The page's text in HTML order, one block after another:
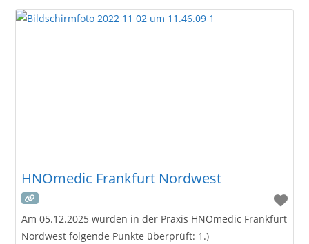
HNOmedic Frankfurt Nordwest
Am 05.12.2025 wurden in der Praxis HNOmedic Frankfurt
Nordwest folgende Punkte überprüft: 1.)